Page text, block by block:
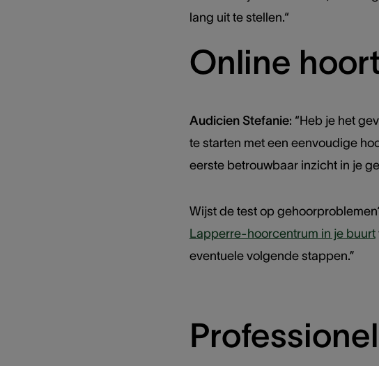
lang uit te stellen.“
Online
Audicien Stefanie: “Heb je het
te starten met een eenvoudige
eerste betrouwbaar inzicht in je
Wijst de test op
Lapperre-hoorcentrum in je buurt
eventuele volgende stappen.”